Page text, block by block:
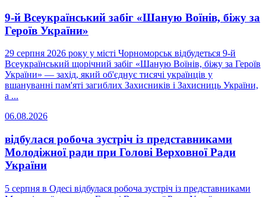
9-й Всеукраїнський забіг «Шаную Воїнів, біжу за
Героїв України»
29 серпня 2026 року у місті Чорноморськ відбудеться 9-й
Всеукраїнський щорічний забіг «Шаную Воїнів, біжу за Героїв
України» — захід, який об'єднує тисячі українців у
вшануванні пам'яті загиблих Захисників і Захисниць України,
а ...
06.08.2026
відбулася робоча зустріч із представниками
Молодіжної ради при Голові Верховної Ради
України
5 серпня в Одесі відбулася робоча зустріч із представниками